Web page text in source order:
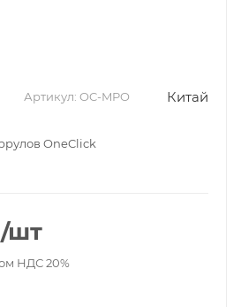
Артикул: OC-MPO Китай
OneClick
/шт
НДС 20%